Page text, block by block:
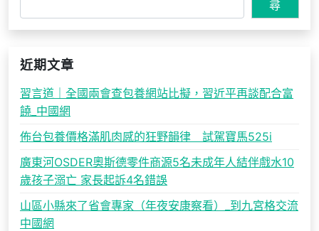
尋
近期文章
習言道｜全國兩會查包養網站比擬，習近平再談配合富
饒_中國網
佈台包養價格滿肌肉感的狂野韻律 試駕寶馬525i
廣東河OSDER奧斯德零件商源5名未成年人結伴戲水10
歲孩子溺亡 家長起訴4名錯誤
山區小縣來了省會專家（年夜安康察看）_到九宮格交流
中國網